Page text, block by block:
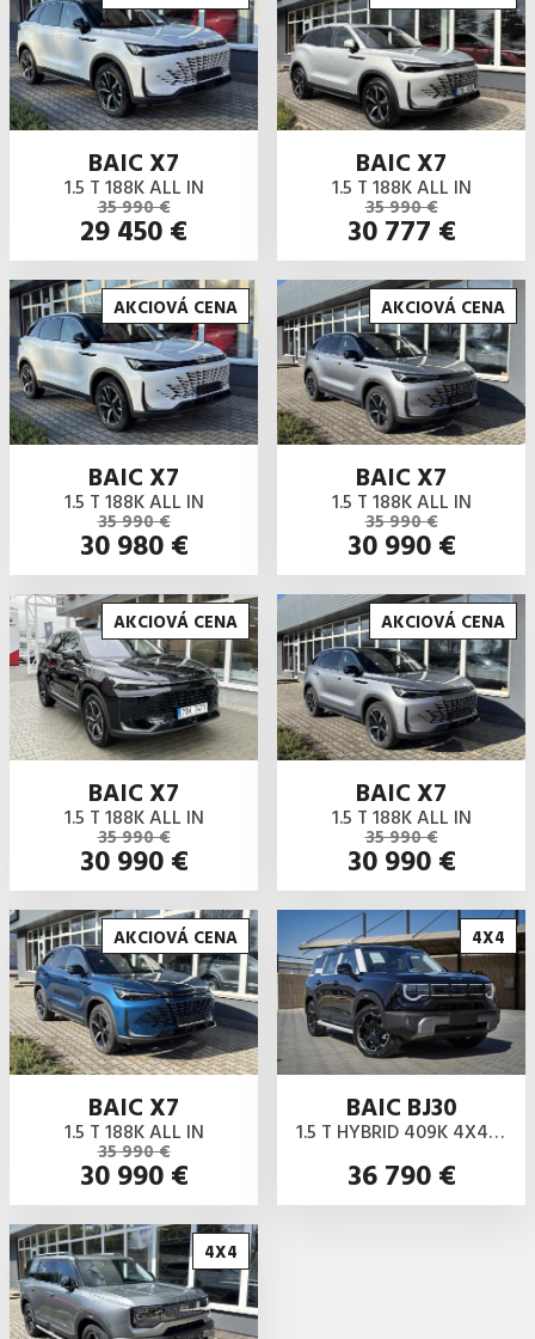
BAIC X7
1.5 T 188K ALL IN
35 990 €
29 450 €
BAIC X7
1.5 T 188K ALL IN
35 990 €
30 777 €
AKCIOVÁ CENA
BAIC X7
1.5 T 188K ALL IN
35 990 €
30 980 €
AKCIOVÁ CENA
BAIC X7
1.5 T 188K ALL IN
35 990 €
30 990 €
AKCIOVÁ CENA
BAIC X7
1.5 T 188K ALL IN
35 990 €
30 990 €
AKCIOVÁ CENA
BAIC X7
1.5 T 188K ALL IN
35 990 €
30 990 €
AKCIOVÁ CENA
BAIC X7
1.5 T 188K ALL IN
35 990 €
30 990 €
4X4
BAIC BJ30
1.5 T HYBRID 409K 4X4 ALL IN
36 790 €
4X4